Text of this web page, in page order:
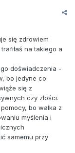
się zdrowiem
na takiego a
doświadczenia -
bo jedyne co
się z
czy złości.
bo walka z
myślenia i
samemu przy